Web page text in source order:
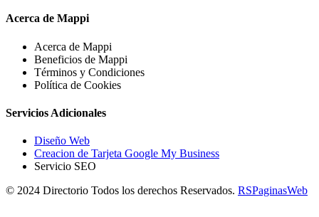
Acerca de Mappi
Acerca de Mappi
Beneficios de Mappi
Términos y Condiciones
Política de Cookies
Servicios Adicionales
Diseño Web
Creacion de Tarjeta Google My Business
Servicio SEO
© 2024 Directorio Todos los derechos Reservados. RSPaginasWeb